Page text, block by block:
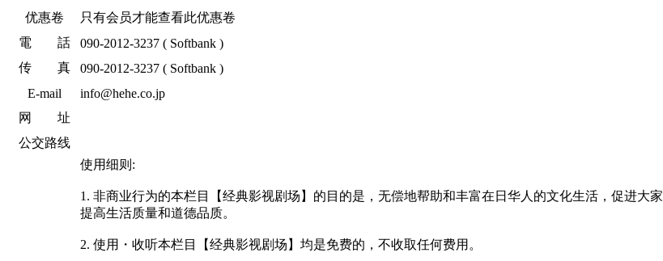
优惠卷
只有会员才能查看此优惠卷
電 話
090-2012-3237 ( Softbank )
传 真
090-2012-3237 ( Softbank )
E-mail
info@hehe.co.jp
网 址
公交路线
使用细则:
1. 非商业行为的本栏目【经典影视剧场】的目的是，无偿地帮助和丰富在日华人的文化生活，促进大家
提高生活质量和道德品质。
2. 使用・收听本栏目【经典影视剧场】均是免费的，不收取任何费用。